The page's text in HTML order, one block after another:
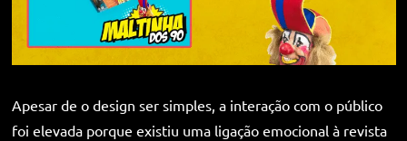
Apesar de o design ser simples, a interação com o público
foi elevada porque existiu uma ligação emocional à revista